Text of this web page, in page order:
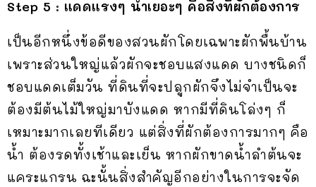
Step 5 : แดดแรงๆ น้ำเยอะๆ คือสิ่งที่ผักต้องการ
เป็นอีกหนึ่งข้อดีของสวนผักโดยเฉพาะผักพื้นบ้าน
เพราะส่วนใหญ่แล้วผักจะชอบแสงแดด บางชนิดก็
ชอบแดดเต็มวัน ที่ดินที่จะปลูกผักจึงไม่จำเป็นจะ
ต้องมีต้นไม้ใหญ่มาบังแดด หากมีที่ดินโล่งๆ ก็
เหมาะมากเลยทีเดียว แต่สิ่งที่ผักต้องการมากๆ คือ
น้ำ ต้องรดทั้งเช้าและเย็น หากผักขาดน้ำลำต้นจะ
แคระแกรน ฉะนั้นสิ่งสำคัญอีกอย่างในการจะจัด